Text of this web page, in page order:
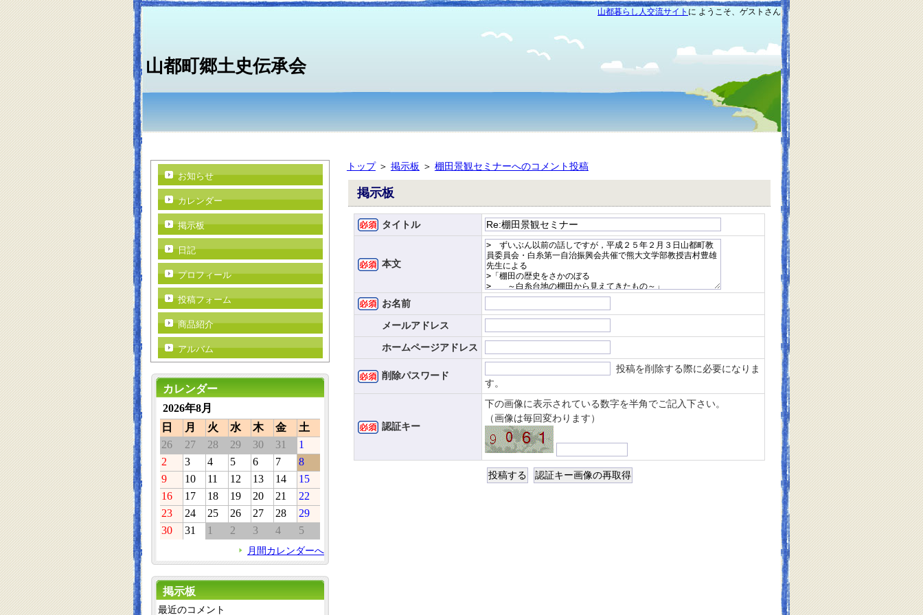
山都暮らし人交流サイト に ようこそ、ゲストさん
山都町郷土史伝承会
トップ＞ 掲示板 ＞ 棚田景観セミナーへのコメント投稿
掲示板
タイトル
本文
お名前
メールアドレス
ホームページアドレス
削除パスワード
投稿を削除する際に必要になりま
す。
認証キー
下の画像に表示されている数字を半角でご記入下さい。
（画像は毎回変わります）
お知らせ
カレンダー
掲示板
日記
プロフィール
投稿フォーム
商品紹介
アルバム
カレンダー
2026年8月
日
月 火 水 木 金
土
26
27 28 29 30 31
1
2
3 4 5 6 7
8
9
10 11 12 13 14
15
16
17 18 19 20 21
22
23
24 25 26 27 28
29
30
31 1 2 3 4 5
月間カレンダーへ
掲示板
最近のコメント